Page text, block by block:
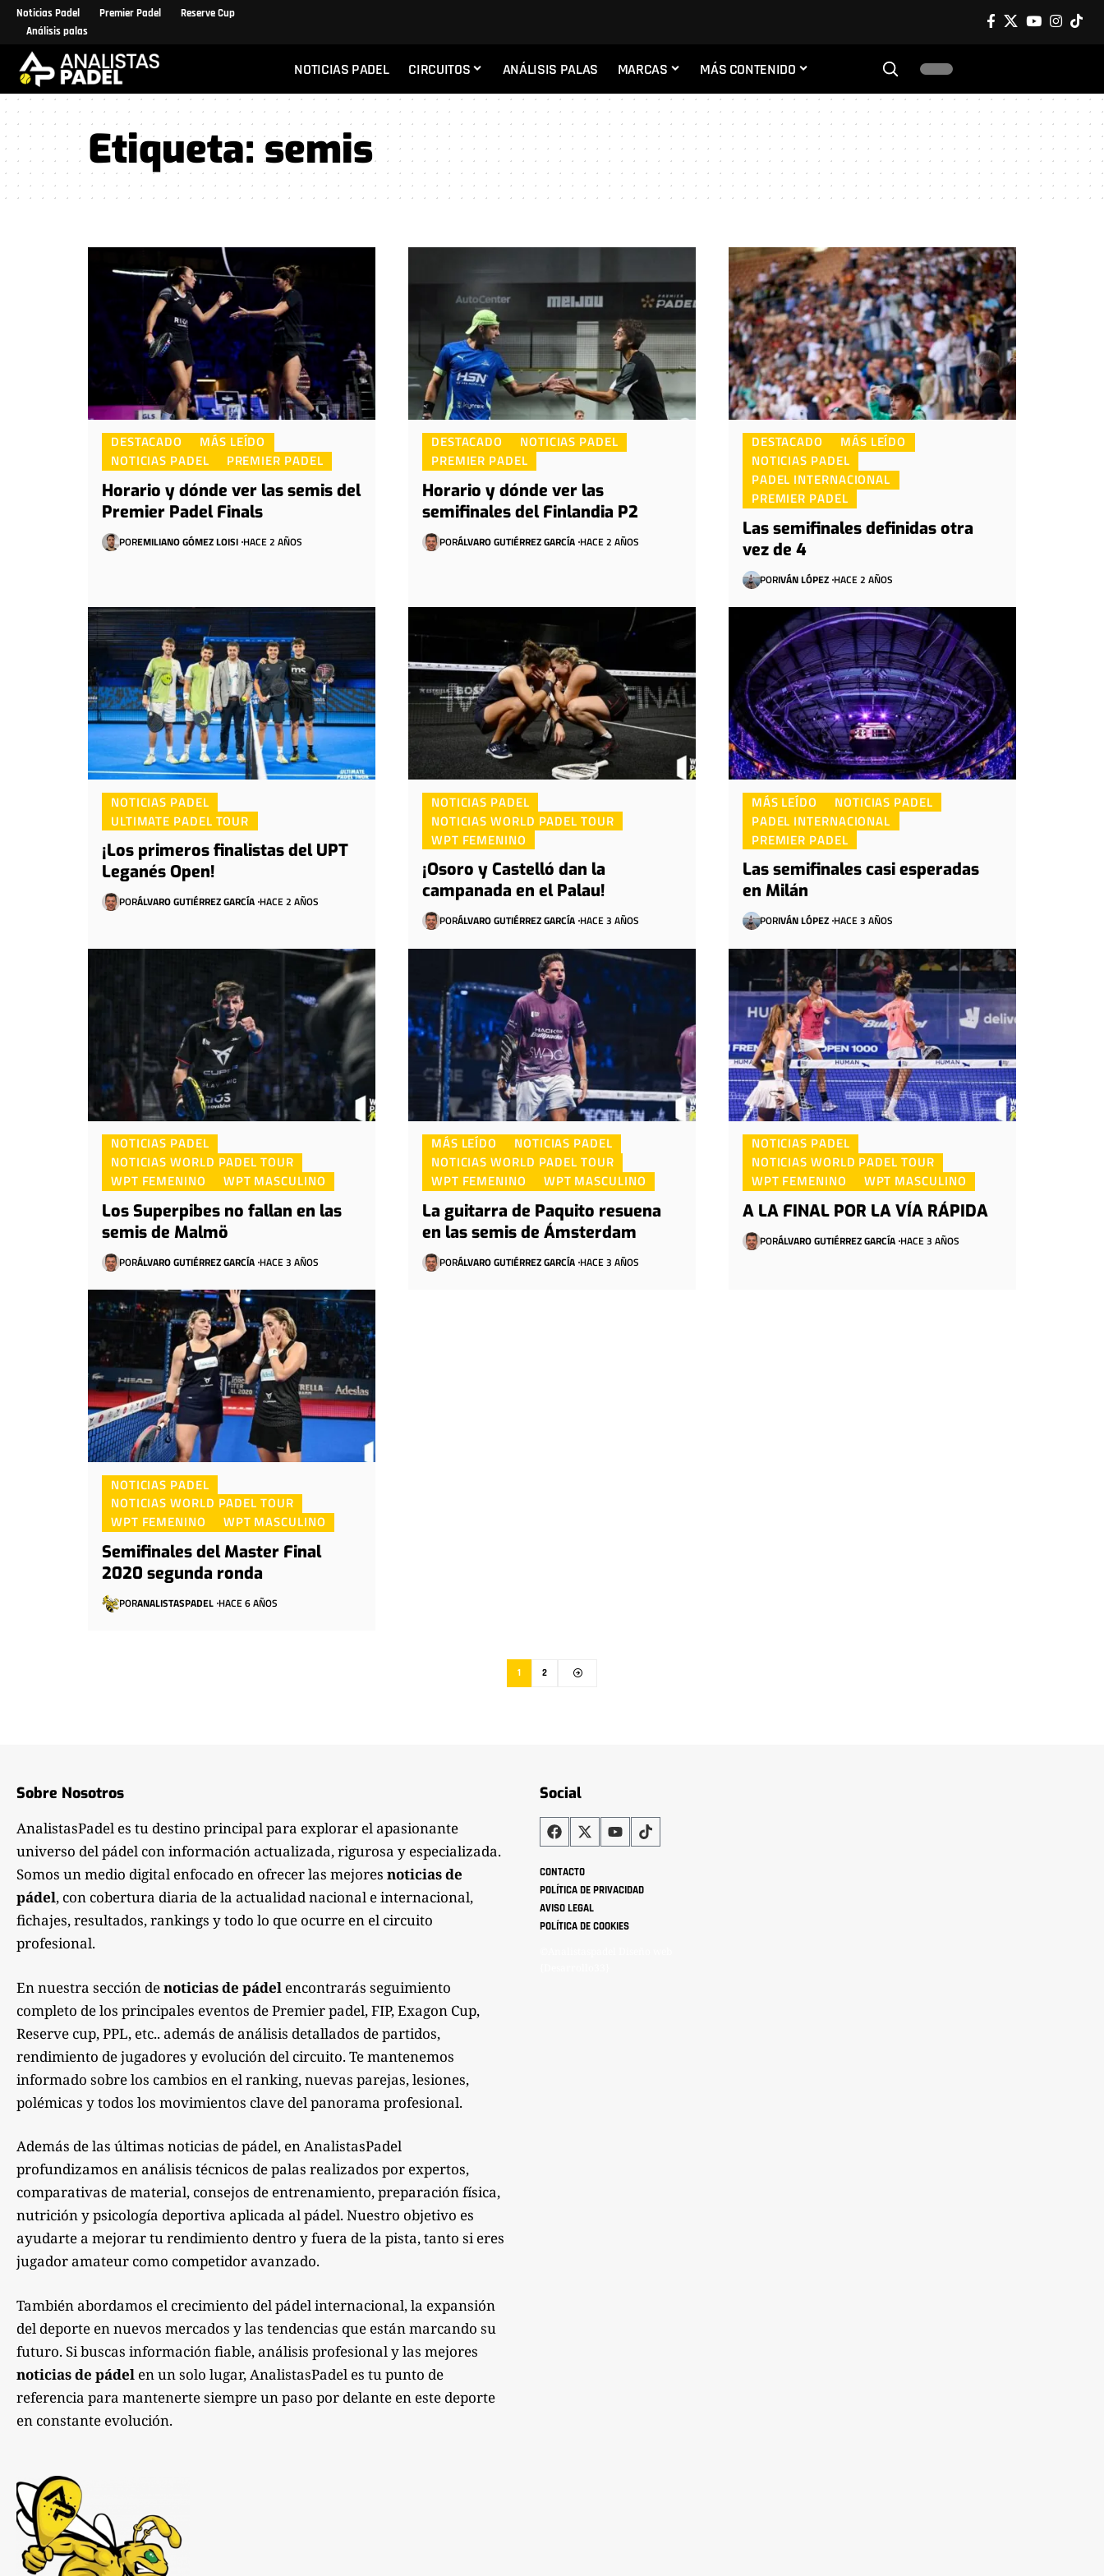
Noticias Padel Premier Padel
Reserve Cup
Análisis palas
NOTICIAS PADEL CIRCUITOS ANÁLISIS PALAS MARCAS MÁS CONTENIDO
Etiqueta:semis
DESTACADO
MÁS LEÍDO
NOTICIAS PADEL
PREMIER PADEL
Horario y dónde ver las semis del
Premier Padel Finals
POREMILIANO GÓMEZ LOISI HACE 2 AÑOS
DESTACADO
NOTICIAS PADEL
PREMIER PADEL
Horario y dónde ver las
semifinales del Finlandia P2
PORÁLVARO GUTIÉRREZ GARCÍA HACE 2 AÑOS
DESTACADO
MÁS LEÍDO
NOTICIAS PADEL
PADEL INTERNACIONAL
PREMIER PADEL
Las semifinales definidas otra
vez de 4
PORIVÁN LÓPEZ HACE 2 AÑOS
NOTICIAS PADEL
ULTIMATE PADEL TOUR
¡Los primeros finalistas del UPT
Leganés Open!
PORÁLVARO GUTIÉRREZ GARCÍA HACE 2 AÑOS
NOTICIAS PADEL
NOTICIAS WORLD PADEL TOUR
WPT FEMENINO
¡Osoro y Castelló dan la
campanada en el Palau!
PORÁLVARO GUTIÉRREZ GARCÍA HACE 3 AÑOS
MÁS LEÍDO
NOTICIAS PADEL
PADEL INTERNACIONAL
PREMIER PADEL
Las semifinales casi esperadas
en Milán
PORIVÁN LÓPEZ HACE 3 AÑOS
NOTICIAS PADEL
NOTICIAS WORLD PADEL TOUR
WPT FEMENINO
WPT MASCULINO
Los Superpibes no fallan en las
semis de Malmö
PORÁLVARO GUTIÉRREZ GARCÍA HACE 3 AÑOS
MÁS LEÍDO
NOTICIAS PADEL
NOTICIAS WORLD PADEL TOUR
WPT FEMENINO
WPT MASCULINO
La guitarra de Paquito resuena
en las semis de Ámsterdam
PORÁLVARO GUTIÉRREZ GARCÍA HACE 3 AÑOS
NOTICIAS PADEL
NOTICIAS WORLD PADEL TOUR
WPT FEMENINO
WPT MASCULINO
A LA FINAL POR LA VÍA RÁPIDA
PORÁLVARO GUTIÉRREZ GARCÍA HACE 3 AÑOS
NOTICIAS PADEL
NOTICIAS WORLD PADEL TOUR
WPT FEMENINO
WPT MASCULINO
Semifinales del Master Final
2020 segunda ronda
PORANALISTASPADEL HACE 6 AÑOS
1 2
Sobre Nosotros
AnalistasPadel es tu destino principal para explorar el apasionante
universo del pádel con información actualizada, rigurosa y especializada.
Somos un medio digital enfocado en ofrecer las mejores noticias de
pádel, con cobertura diaria de la actualidad nacional e internacional,
fichajes, resultados, rankings y todo lo que ocurre en el circuito
profesional.
En nuestra sección denoticias de pádel encontrarás seguimiento
completo de los principales eventos de Premier padel, FIP, Exagon Cup,
Reserve cup, PPL, etc.. además de análisis detallados de partidos,
rendimiento de jugadores y evolución del circuito. Te mantenemos
informado sobre los cambios en el ranking, nuevas parejas, lesiones,
polémicas y todos los movimientos clave del panorama profesional.
Además de las últimas noticias de pádel, en AnalistasPadel
profundizamos en análisis técnicos de palas realizados por expertos,
comparativas de material, consejos de entrenamiento, preparación física,
nutrición y psicología deportiva aplicada al pádel. Nuestro objetivo es
ayudarte a mejorar tu rendimiento dentro y fuera de la pista, tanto si eres
jugador amateur como competidor avanzado.
También abordamos el crecimiento del pádel internacional, la expansión
del deporte en nuevos mercados y las tendencias que están marcando su
futuro. Si buscas información fiable, análisis profesional y las mejores
noticias de pádel en un solo lugar, AnalistasPadel es tu punto de
referencia para mantenerte siempre un paso por delante en este deporte
en constante evolución.
Social
CONTACTO
POLÍTICA DE PRIVACIDAD
AVISO LEGAL
POLÍTICA DE COOKIES